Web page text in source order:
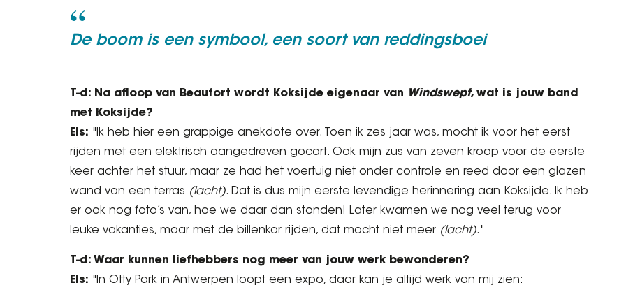
De boom is een symbool, een soort van reddingsboei
T-d: Na afloop van Beaufort wordt Koksijde eigenaar van Windswept, wat is jouw band
met Koksijde?
Els: "Ik heb hier een grappige anekdote over. Toen ik zes jaar was, mocht ik voor het eerst
rijden met een elektrisch aangedreven gocart. Ook mijn zus van zeven kroop voor de eerste
keer achter het stuur, maar ze had het voertuig niet onder controle en reed door een glazen
wand van een terras (lacht). Dat is dus mijn eerste levendige herinnering aan Koksijde. Ik heb
er ook nog foto’s van, hoe we daar dan stonden! Later kwamen we nog veel terug voor
leuke vakanties, maar met de billenkar rijden, dat mocht niet meer (lacht)."
T-d: Waar kunnen liefhebbers nog meer van jouw werk bewonderen?
Els: "In Otty Park in Antwerpen loopt een expo, daar kan je altijd werk van mij zien: